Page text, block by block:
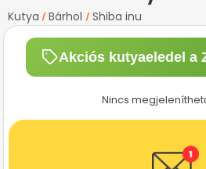
Kutya / Bárhol / Shiba inu
Akciós kutyaeledel a
Nincs